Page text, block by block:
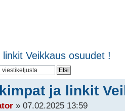
Veikkaus osuudet !
ja linkit
» 07.02.2025 13:59